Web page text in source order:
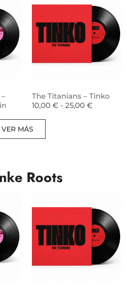
The Titanians – Tinko
10,00 € - 25,00 €
VER MÁS
Roots